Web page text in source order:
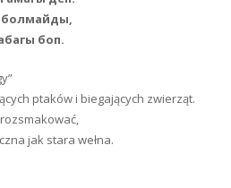
болмайды,
боп.
ptaków i biegających zwierząt.
jak stara wełna.